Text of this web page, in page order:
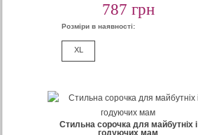
787 грн
Розміри в наявності:
XL
Стильна сорочка для майбутніх і
годуючих мам